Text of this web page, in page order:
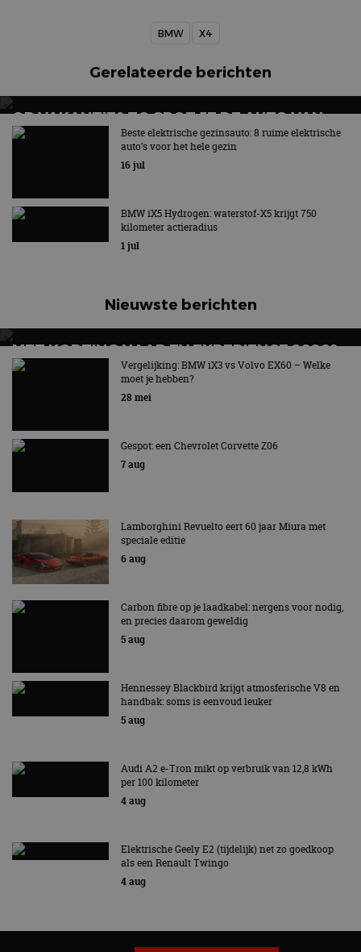
BMW X4
Gerelateerde berichten
OP VAKANTIE? ZO SPOT JE DE AUTO VAN
MORGEN
Beste elektrische gezinsauto: 8 ruime elektrische
auto’s voor het hele gezin
16 jul
BMW iX5 Hydrogen: waterstof-X5 krijgt 750
kilometer actieradius
1 jul
Nieuwste berichten
MET KORTING NAAR EV EXPERIENCE 2026?
AUTORAI REGELT HET!
EV Experience 2026 van 24 tot 26 september
Vergelijking: BMW iX3 vs Volvo EX60 – Welke
moet je hebben?
28 mei
Gespot: een Chevrolet Corvette Z06
7 aug
Lamborghini Revuelto eert 60 jaar Miura met
speciale editie
6 aug
Carbon fibre op je laadkabel: nergens voor nodig,
en precies daarom geweldig
5 aug
Hennessey Blackbird krijgt atmosferische V8 en
handbak: soms is eenvoud leuker
5 aug
Audi A2 e-Tron mikt op verbruik van 12,8 kWh
per 100 kilometer
4 aug
Elektrische Geely E2 (tijdelijk) net zo goedkoop
als een Renault Twingo
4 aug